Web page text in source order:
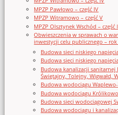
MPZP Pawłowo – część IV
MPZP Witramowo – część V
MPZP Olsztynek Wschód – część
Obwieszczenia w sprawach o
inwestycji celu publicznego – rok
Budowa sieci niskiego
Budowa sieci niskiego
Budowa kanalizacji sanitarnej
Świętajny, Tolejny, Wigwałd,
Budowa wodociągu
Budowa wodociągu Królikowo
Budowa sieci wodociągowej
Budowa wodociągu i